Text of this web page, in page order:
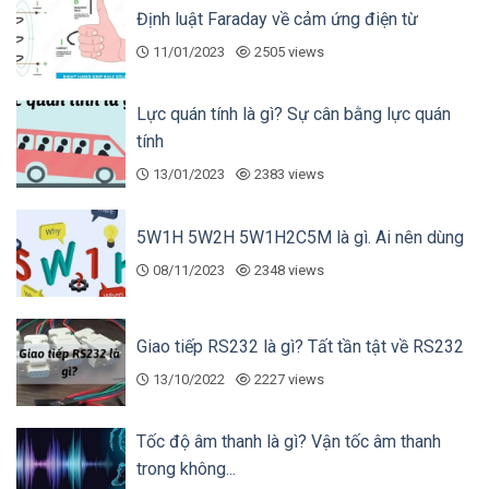
dụng trong ngành công nghiệp sản xuất và gia
công, nơi việc giám sát áp suất trong quá trình
sản xuất là vô cùng quan trọng để đảm bảo chất
Tham khảo thêm sản phẩm cùng thương hiệu:
4. Lưu ý lắp đặt Unijin inox chân sau
Định luật Faraday về cảm ứng điện từ
11/01/2023 2505 views
Lực quán tính là gì? Sự cân bằng lực quán
tính
13/01/2023 2383 views
5W1H 5W2H 5W1H2C5M là gì. Ai nên dùng
08/11/2023 2348 views
Giao tiếp RS232 là gì? Tất tần tật về RS232
13/10/2022 2227 views
Tốc độ âm thanh là gì? Vận tốc âm thanh
trong không...